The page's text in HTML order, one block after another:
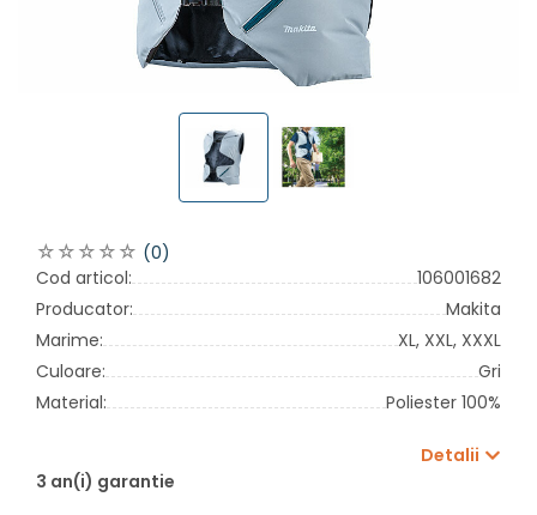
(0)
Cod articol:
106001682
Producator:
Makita
Marime:
XL, XXL, XXXL
Culoare:
Gri
Material:
Poliester 100%
Detalii
3 an(i) garantie